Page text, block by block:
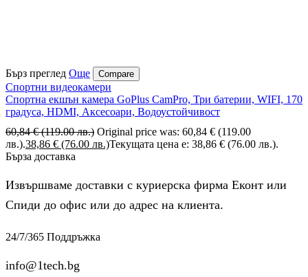
Бърз преглед Още Compare
Спортни видеокамери
Спортна екшън камера GoPlus CamPro, Три батерии, WIFI, 170
градуса, HDMI, Аксесоари, Водоустойчивост
60,84€ (119.00 лв.) Original price was: 60,84 € (119.00
лв.).38,86 € (76.00 лв.)Текущата цена е: 38,86 € (76.00 лв.).
Бърза доставка
Извършваме доставки с куриерска фирма Еконт или
Спиди до офис или до адрес на клиента.
24/7/365 Поддръжка
info@1tech.bg